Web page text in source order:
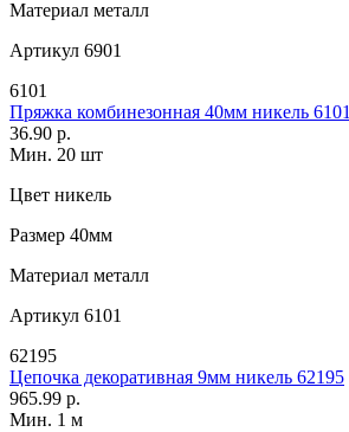
Материал металл
Артикул 6901
6101
Пряжка комбинезонная 40мм никель 6101
36.90 р.
Мин. 20 шт
Цвет никель
Размер 40мм
Материал металл
Артикул 6101
62195
Цепочка декоративная 9мм никель 62195
965.99 р.
Мин. 1 м